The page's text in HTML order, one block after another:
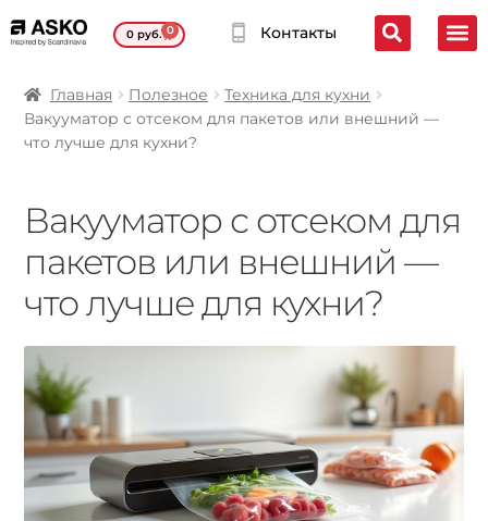
0руб. 0 Контакты
Главная Полезное
Техника для кухни
Вакууматор с отсеком для пакетов или внешний —
что лучше для кухни?
Вакууматор с отсеком для
пакетов или внешний —
что лучше для кухни?